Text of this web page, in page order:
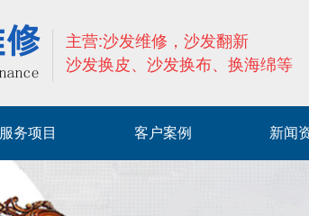
主营:沙发维修，沙发翻新
沙发换皮、沙发换布、换海绵等
服务项目 客户案例 新闻